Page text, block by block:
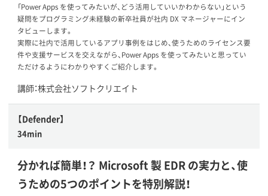
「Power Apps を使ってみたいが、どう活用していいかわからない」という
疑問をプログラミング未経験の新卒社員が社内 DX マネージャーにイン
タビューします。
実際に社内で活用しているアプリ事例をはじめ、使うためのライセンス要
件や支援サービスを交えながら、Power Apps を使ってみたいと思ってい
ただけるようにわかりやすくご紹介します。
講師：株式会社ソフトクリエイト
【Defender】
34min
分かれば簡単！？ Microsoft 製 EDR の実力と、使
うための5つのポイントを特別解説！